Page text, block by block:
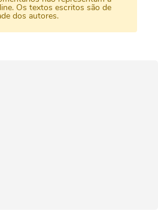
Os textos escritos são de
dos autores.